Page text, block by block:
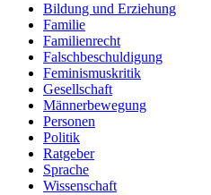
Bildung und Erziehung
Familie
Familienrecht
Falschbeschuldigung
Feminismuskritik
Gesellschaft
Männerbewegung
Personen
Politik
Ratgeber
Sprache
Wissenschaft